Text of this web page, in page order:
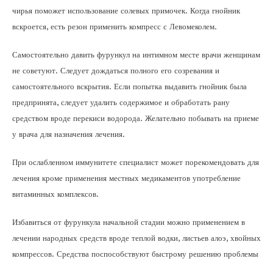
чирья поможет использование солевых примочек. Когда гнойник
вскроется, есть резон применить компресс с Левомеколем.
Самостоятельно давить фурункул на интимном месте врачи женщинам
не советуют. Следует дождаться полного его созревания и
самостоятельного вскрытия. Если попытка выдавить гнойник была
предпринята, следует удалить содержимое и обработать рану
средством вроде перекиси водорода. Желательно побывать на приеме
у врача для назначения лечения.
При ослабленном иммунитете специалист может порекомендовать для
лечения кроме применения местных медикаментов употребление
витаминных комплексов.
Избавиться от фурункула начальной стадии можно применением в
лечении народных средств вроде теплой водки, листьев алоэ, хвойных
компрессов. Средства поспособствуют быстрому решению проблемы